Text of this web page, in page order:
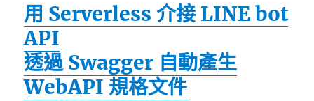
用 Serverless 介接 LINE bot
API
透過 Swagger 自動產生
WebAPI 規格文件